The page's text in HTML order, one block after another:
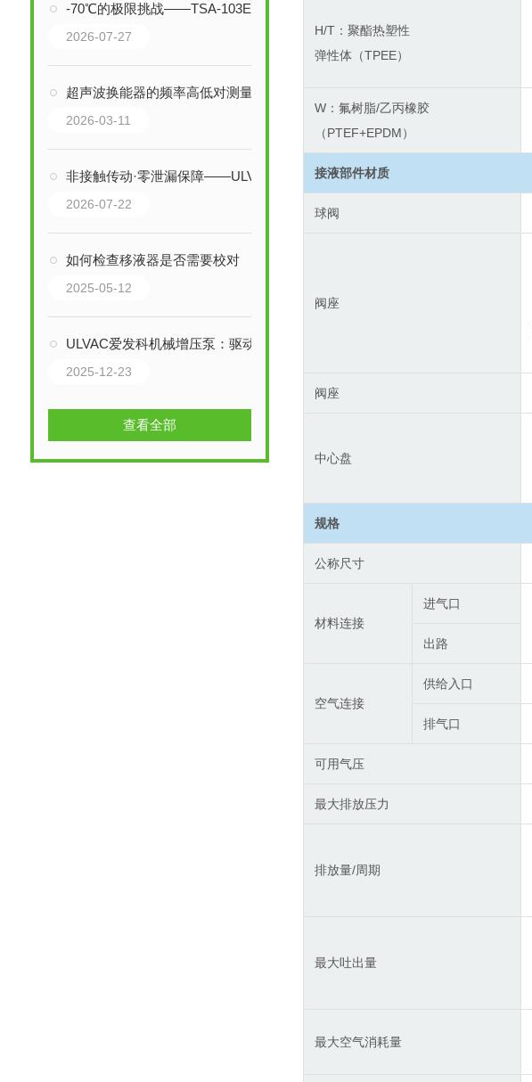
-70℃的极限挑战——TSA-103ES-W冷热冲击箱如何守护电子元器件可靠性
2026-07-27
超声波换能器的频率高低对测量的结果会有什么影响
2026-03-11
非接触传动·零泄漏保障——ULVAC爱发科GHD-101油回转真空泵磁力耦合器
2026-07-22
如何检查移液器是否需要校对
2025-05-12
ULVAC爱发科机械增压泵：驱动制造的超真空“心脏”
2025-12-23
查看全部
H/T：聚酯热塑性
弹性体（TPEE）
W：氟树脂/乙丙橡胶
（PTEF+EPDM）
接液部件材质
球阀
阀座
阀座
中心盘
规格
公称尺寸
材料连接
进气口
出路
空气连接
供给入口
排气口
可用气压
最大排放压力
排放量/周期
最大吐出量
最大空气消耗量